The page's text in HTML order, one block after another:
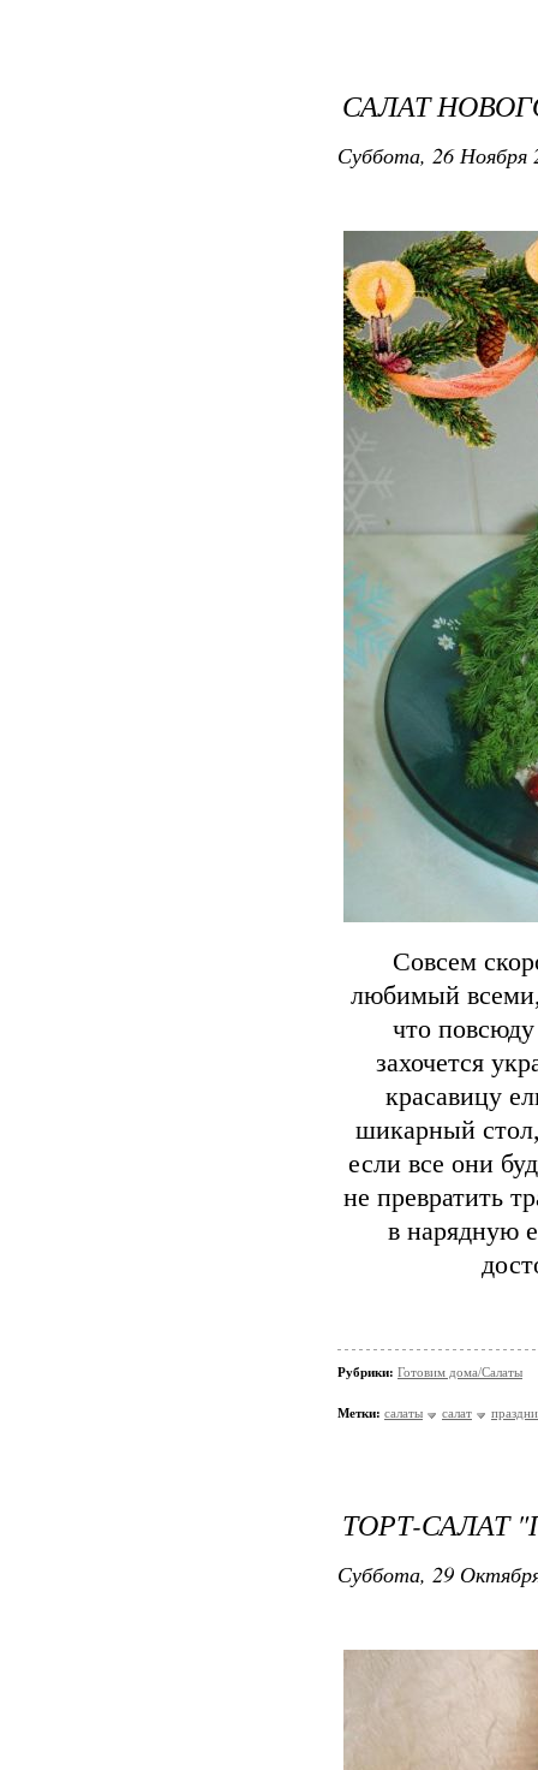
САЛАТ
Суббота, 26 Ноября
Совсем
любимый
что
захочется
красавицу
шикарный
если все они
не превратить
в нарядную
Рубрики: Готовим дома/Салаты
Метки: салаты салат
ТОРТ-САЛАТ
Суббота, 29